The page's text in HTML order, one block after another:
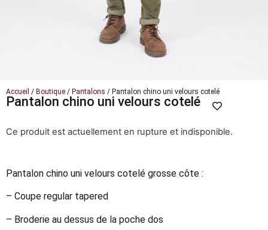
Accueil / Boutique / Pantalons / Pantalon chino uni velours cotelé
Pantalon chino uni velours cotelé
Ce produit est actuellement en rupture et indisponible.
Pantalon chino uni velours cotelé grosse côte :
– Coupe regular tapered
– Broderie au dessus de la poche dos